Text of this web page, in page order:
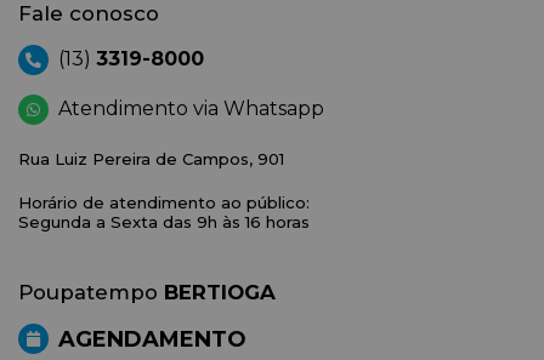
Fale conosco
(13) 3319-8000
Atendimento via Whatsapp
Rua Luiz Pereira de Campos, 901
Horário de atendimento ao público:
Segunda a Sexta das 9h às 16 horas
Poupatempo BERTIOGA
AGENDAMENTO